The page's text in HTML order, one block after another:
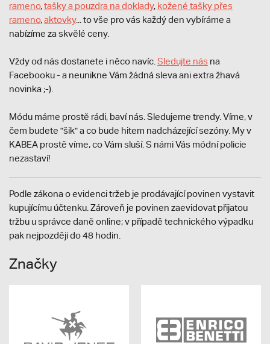
rameno,tašky a pouzdra na doklady, kožené tašky přes
rameno,aktovky... to vše pro vás každý den vybíráme a
nabízíme za skvělé ceny.
Vždy od nás dostanete i něco navíc. Sledujte nás na
Facebooku - a neunikne Vám žádná sleva ani extra žhavá
novinka ;-).
Módu máme prostě rádi, baví nás. Sledujeme trendy. Víme, v
čem budete "šik" a co bude hitem nadcházející sezóny. My v
KABEA prostě víme, co Vám sluší. S námi Vás módní policie
nezastaví!
Podle zákona o evidenci tržeb je prodávající povinen vystavit
kupujícímu účtenku. Zároveň je povinen zaevidovat přijatou
tržbu u správce daně online; v případě technického výpadku
pak nejpozději do 48 hodin.
Značky